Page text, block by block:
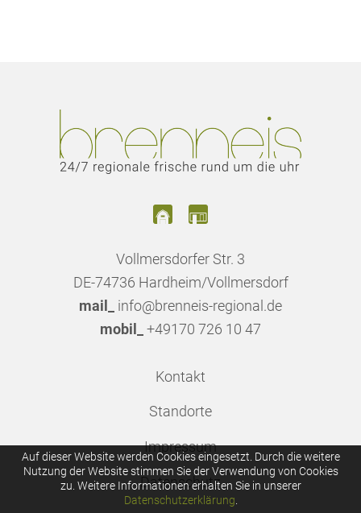
Vollmersdorfer Str. 3
DE-74736 Hardheim/Vollmersdorf
mail_
info@brenneis-regional.de
mobil_
+49170 726 10 47
Kontakt
Standorte
Impressum
Datenschutz
Auf dieser Website werden Cookies eingesetzt. Durch die weitere
Nutzung der Website stimmen Sie der Verwendung von Cookies
zu. Weitere Informationen erhalten Sie in unserer
Datenschutzerklärung